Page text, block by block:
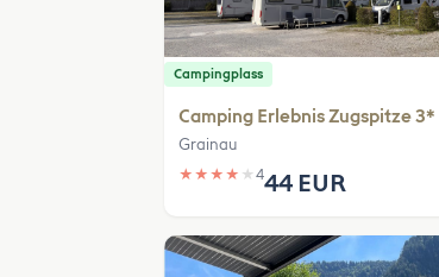
Campingplass
Camping Erlebnis Zugspitze
Grainau
★ ★ ★ ★ ★ 444 EUR